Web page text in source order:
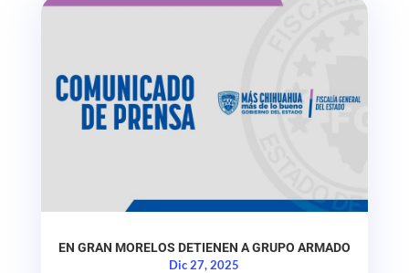
EN GRAN MORELOS DETIENEN A GRUPO ARMADO
Dic 27, 2025